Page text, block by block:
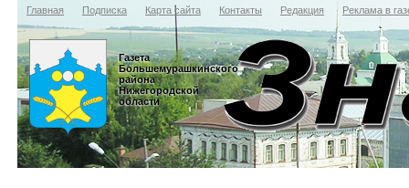
Главная Подписка Карта сайта Контакты Редакция Реклама в
Газета
Большемурашкинского
района
Нижегородской
области